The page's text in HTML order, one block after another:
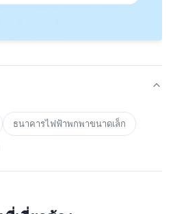
ธนาคารไฟฟ้าพกพาขนาดเล็ก